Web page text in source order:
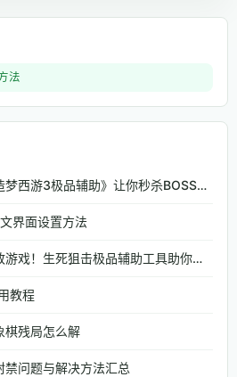
法
提升游戏实力！《造梦西游3极品辅助》让你秒杀BOSS、逆天属性一键修改
界面设置方法
超越常规，体验极致游戏！生死狙击极品辅助工具助你无往不利
教程
棋残局怎么解
禁问题与解决方法汇总